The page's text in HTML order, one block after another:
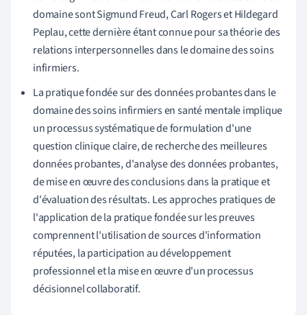
domaine sont Sigmund Freud, Carl Rogers et Hildegard
Peplau, cette dernière étant connue pour sa théorie des
relations interpersonnelles dans le domaine des soins
infirmiers.
La pratique fondée sur des données probantes dans le
domaine des soins infirmiers en santé mentale implique
un processus systématique de formulation d'une
question clinique claire, de recherche des meilleures
données probantes, d'analyse des données probantes,
de mise en œuvre des conclusions dans la pratique et
d'évaluation des résultats. Les approches pratiques de
l'application de la pratique fondée sur les preuves
comprennent l'utilisation de sources d'information
réputées, la participation au développement
professionnel et la mise en œuvre d'un processus
décisionnel collaboratif.